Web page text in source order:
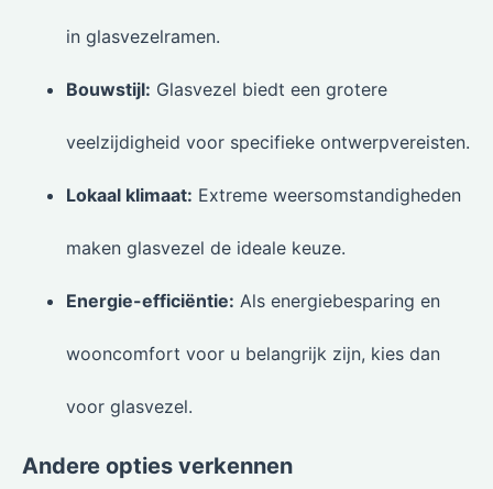
in glasvezelramen.
Bouwstijl: Glasvezel biedt een grotere
veelzijdigheid voor specifieke ontwerpvereisten.
Lokaal klimaat: Extreme weersomstandigheden
maken glasvezel de ideale keuze.
Energie-efficiëntie: Als energiebesparing en
wooncomfort voor u belangrijk zijn, kies dan
voor glasvezel.
Andere opties verkennen